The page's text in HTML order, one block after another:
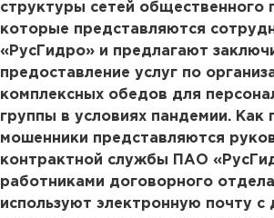
структуры сетей общественного
которые представляются
«РусГидро» и предлагают
предоставление услуг по
комплексных обедов для
группы в условиях пандемии. Как
мошенники представляются
контрактной службы ПАО
работниками договорного
используют электронную почту с